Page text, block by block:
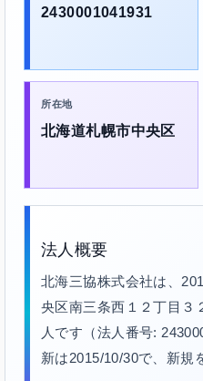
2430001041931
所在地
北海道札幌市中央区
法人概要
北海三協株式会社は、
央区南三条西１２丁目３
人です（法人番号:
新は2015/10/30で、新規